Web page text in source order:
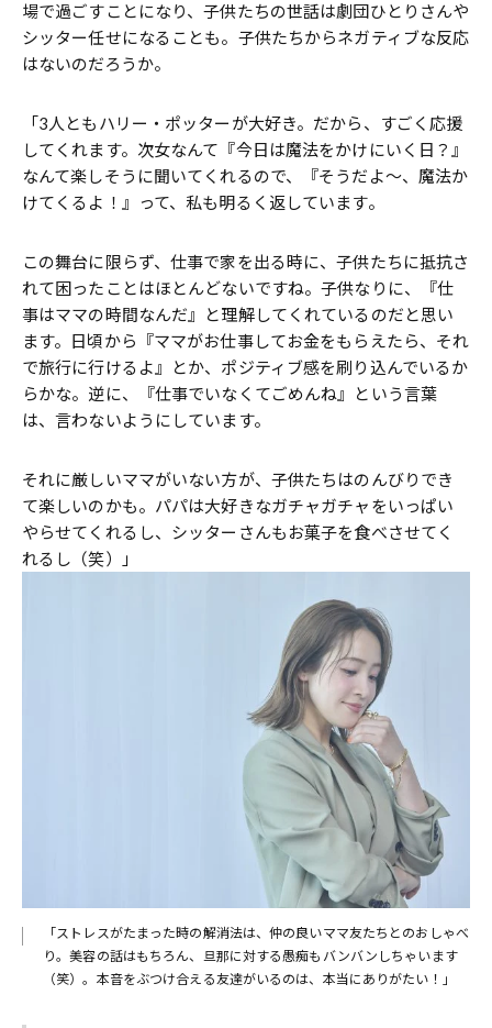
場で過ごすことになり、子供たちの世話は劇団ひとりさんや
シッター任せになることも。子供たちからネガティブな反応
はないのだろうか。
「3人ともハリー・ポッターが大好き。だから、すごく応援
してくれます。次女なんて『今日は魔法をかけにいく日？』
なんて楽しそうに聞いてくれるので、『そうだよ～、魔法か
けてくるよ！』って、私も明るく返しています。
この舞台に限らず、仕事で家を出る時に、子供たちに抵抗さ
れて困ったことはほとんどないですね。子供なりに、『仕
事はママの時間なんだ』と理解してくれているのだと思い
ます。日頃から『ママがお仕事してお金をもらえたら、それ
で旅行に行けるよ』とか、ポジティブ感を刷り込んでいるか
らかな。逆に、『仕事でいなくてごめんね』という言葉
は、言わないようにしています。
それに厳しいママがいない方が、子供たちはのんびりでき
て楽しいのかも。パパは大好きなガチャガチャをいっぱい
やらせてくれるし、シッターさんもお菓子を食べさせてく
れるし（笑）」
「ストレスがたまった時の解消法は、仲の良いママ友たちとのおしゃべ
り。美容の話はもちろん、旦那に対する愚痴もバンバンしちゃいます
（笑）。本音をぶつけ合える友達がいるのは、本当にありがたい！」